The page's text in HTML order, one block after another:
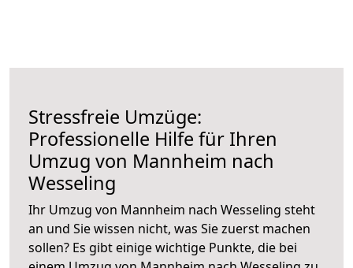
Stressfreie Umzüge:
Professionelle Hilfe für Ihren
Umzug von Mannheim nach
Wesseling
Ihr Umzug von Mannheim nach Wesseling steht
an und Sie wissen nicht, was Sie zuerst machen
sollen? Es gibt einige wichtige Punkte, die bei